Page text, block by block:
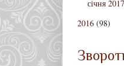
січня 2017
2016 (98)